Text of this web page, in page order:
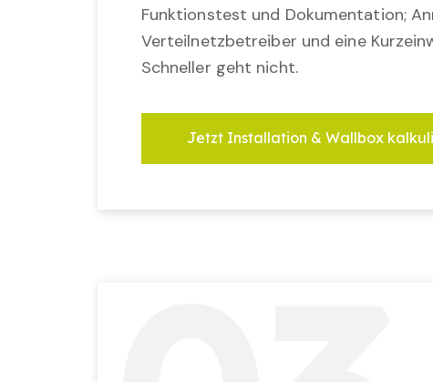
Funktionstest und Dokumentation;
Verteilnetzbetreiber und eine
Schneller geht nicht.
Jetzt Installation & Wallbox